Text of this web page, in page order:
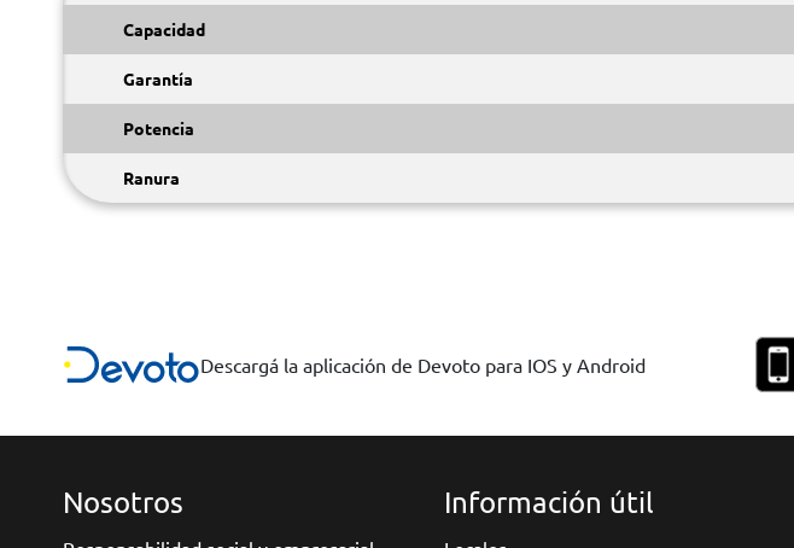
Capacidad
Garantía
Potencia
Ranura
Descargá la aplicación de Devoto para IOS y Android
Nosotros Información útil